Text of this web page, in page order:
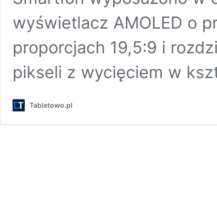
wyświetlacz AMOLED o
proporcjach 19,5:9 i
pikseli z wycięciem w
Tabletowo.pl